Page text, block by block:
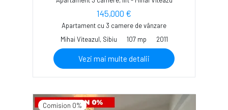
145,000 €
Apartament cu 3 camere de vânzare
Mihai Viteazul, Sibiu
107 mp 2011
Vezi mai multe detalii
Comision 0%